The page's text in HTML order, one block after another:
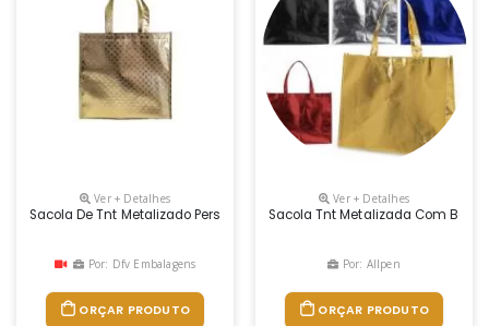
Ver + Detalhes
Sacola De Tnt Metalizado Personalizada, 80g Gramas, Material
Por: Dfv Embalagens
ORÇAR PRODUTO
Ver + Detalhes
Sacola Tnt Metalizada Com
Por: Allpen
ORÇAR PRODUTO